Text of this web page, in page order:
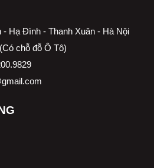
- Hạ Đình - Thanh Xuân - Hà Nội
chỗ đỗ Ô Tô)